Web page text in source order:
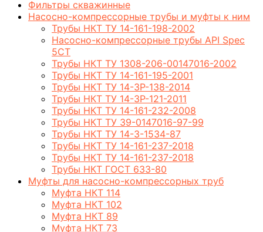
Фильтры скважинные
Насосно-компрессорные трубы и муфты к ним
Трубы НКТ ТУ 14-161-198-2002
Насосно-компрессорные трубы API Spec
5CT
Трубы НКТ ТУ 1308-206-00147016-2002
Трубы НКТ ТУ 14-161-195-2001
Трубы НКТ ТУ 14-3Р-138-2014
Трубы НКТ ТУ 14-3Р-121-2011
Трубы НКТ ТУ 14-161-232-2008
Трубы НКТ ТУ 39-0147016-97-99
Трубы НКТ ТУ 14-3-1534-87
Трубы НКТ ТУ 14-161-237-2018
Трубы НКТ ТУ 14-161-237-2018
Трубы НКТ ГОСТ 633-80
Муфты для насосно-компрессорных труб
Муфта НКТ 114
Муфта НКТ 102
Муфта НКТ 89
Муфта НКТ 73